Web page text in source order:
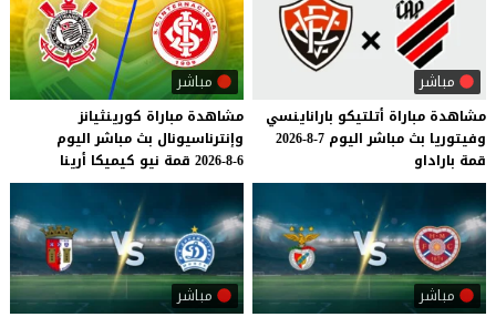
مباشر
مشاهدة مباراة أتلتيكو باراناينسي
وفيتوريا بث مباشر اليوم 7-8-2026
قمة باراداو
مباشر
مشاهدة مباراة كورينثيانز
وإنترناسيونال بث مباشر اليوم
6-8-2026
قمة نيو كيميكا أرينا
مباشر مباشر